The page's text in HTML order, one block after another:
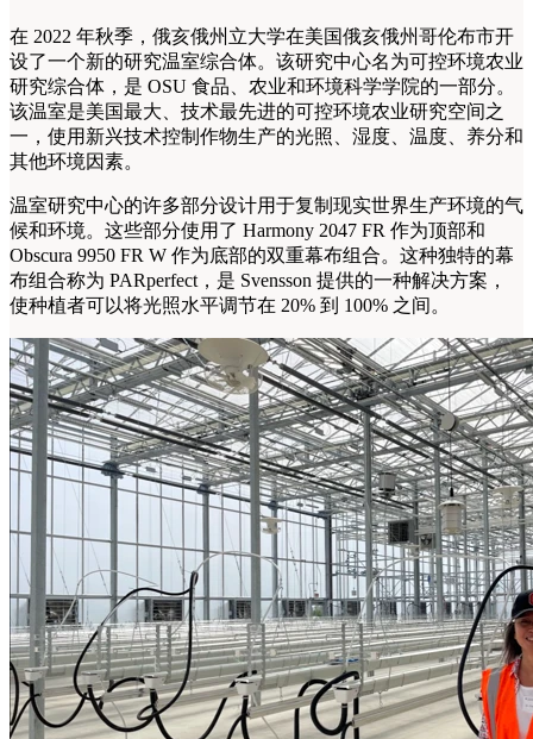
在 2022 年秋季，俄亥俄州立大学在美国俄亥俄州哥伦布市开
设了一个新的研究温室综合体。该研究中心名为可控环境农业
研究综合体，是 OSU 食品、农业和环境科学学院的一部分。
该温室是美国最大、技术最先进的可控环境农业研究空间之
一，使用新兴技术控制作物生产的光照、湿度、温度、养分和
其他环境因素。
温室研究中心的许多部分设计用于复制现实世界生产环境的气
候和环境。这些部分使用了 Harmony 2047 FR 作为顶部和
Obscura 9950 FR W 作为底部的双重幕布组合。这种独特的幕
布组合称为 PARperfect，是 Svensson 提供的一种解决方案，
使种植者可以将光照水平调节在 20% 到 100% 之间。